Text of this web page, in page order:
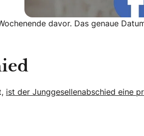
davor. Das genaue
ist der Junggesellenabschied eine